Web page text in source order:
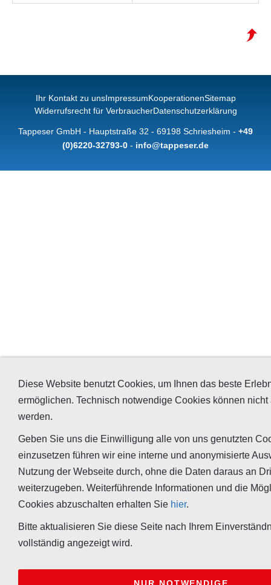
Ihr Kontakt zu unsImpressumKooperationenSitemap
Widerrufsrecht für VerbraucherDatenschutzerklärung
Tappeser GmbH - Hauptstraße 32 - 69198 Schriesheim - +49
(0)6220-32793-0 - info@tappeser.de
Diese Website benutzt Cookies, um Ihnen das beste
ermöglichen. Technisch notwendige Cookies können nicht
werden.
Geben Sie uns die Einwilligung alle von uns genutzten
einzusetzen führen wir eine interne und anonymisierte
Nutzung der Webseite durch, ohne die Daten daraus an
weiterzugeben. Weiterführende Informationen und die
Cookies abzuschalten erhalten Sie hier.
Bitte aktualisieren Sie diese Seite nach Ihrem
vollständig angezeigt wird.